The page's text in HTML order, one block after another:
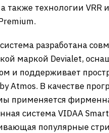
также технологии VRR
разработана
маркой Devialet,
и поддерживает
Atmos. В качестве
применяется
система VIDAA Smart
популярные